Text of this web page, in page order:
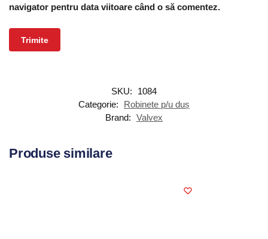
navigator pentru data viitoare când o să comentez.
SKU:
1084
Categorie:
Robinete p/u duș
Brand: Valvex
Produse similare